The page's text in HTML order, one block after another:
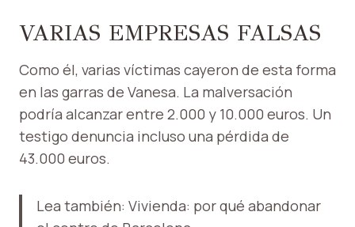
VARIAS EMPRESAS FALSAS
Como él, varias víctimas cayeron de esta forma
en las garras de Vanesa. La malversación
podría alcanzar entre 2.000 y 10.000 euros. Un
testigo denuncia incluso una pérdida de
43.000 euros.
Lea también: Vivienda: por qué abandonar